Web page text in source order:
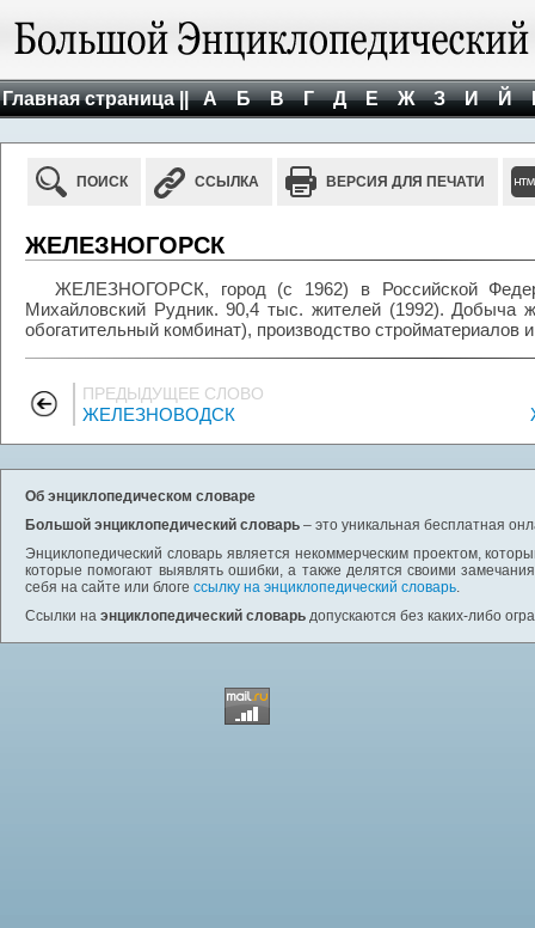
Главная страница || А Б В Г Д Е Ж З И Й
ПОИСК ССЫЛКА ВЕРСИЯ ДЛЯ ПЕЧАТИ
ЖЕЛЕЗНОГОРСК
ЖЕЛЕЗНОГОРСК, город (с 1962) в Российской
Михайловский Рудник. 90,4 тыс. жителей (1992). Добыча
обогатительный комбинат), производство стройматериалов
ПРЕДЫДУЩЕЕ СЛОВО
ЖЕЛЕЗНОВОДСК
Об энциклопедическом словаре
Большой энциклопедический словарь – это уникальная бесплатная
Энциклопедический словарь является некоммерческим проектом,
которые помогают выявлять ошибки, а также делятся своими
себя на сайте или блоге ссылку на энциклопедический словарь.
Ссылки на энциклопедический словарь допускаются без каких-либо